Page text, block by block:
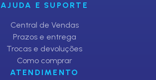
AJUDA E SUPORTE
Central de Vendas
Prazos e entrega
Trocas e devoluções
Como comprar
ATENDIMENTO